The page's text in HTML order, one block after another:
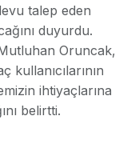
talep eden
duyurdu.
Oruncak,
ihtiyaçlarına
belirtti.